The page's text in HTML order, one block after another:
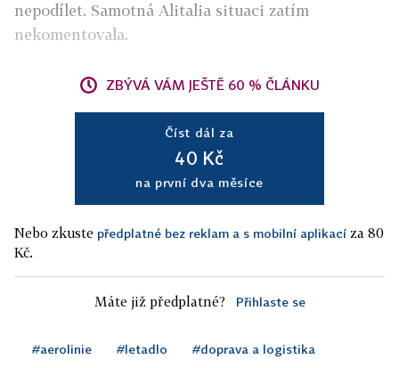
nepodílet. Samotná Alitalia situaci zatím
nekomentovala.
ZBÝVÁ VÁM JEŠTĚ 60 % ČLÁNKU
Číst dál za
40 Kč
na první dva měsíce
Nebo zkuste předplatné bez reklam a s mobilní aplikací za 80
Kč.
Máte již předplatné? Přihlaste se
#aerolinie #letadlo #doprava a logistika